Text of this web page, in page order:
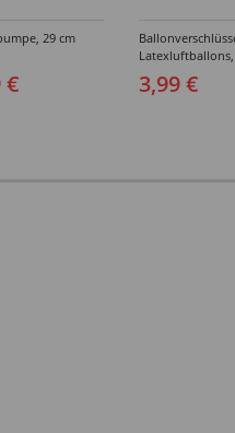
29 cm
€
Stück
3,99 €